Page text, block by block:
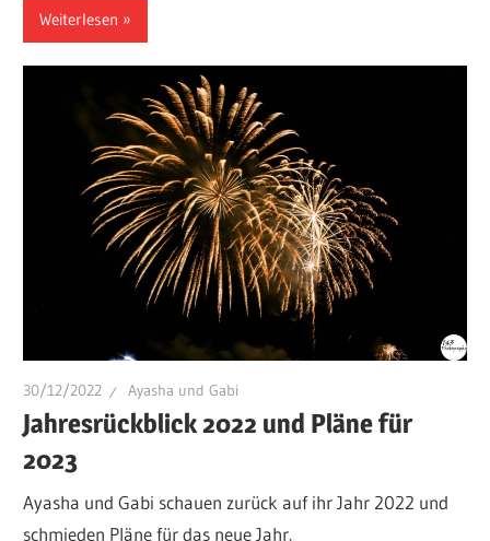
Weiterlesen
30/12/2022 Ayasha und Gabi
Jahresrückblick 2022 und Pläne für
2023
Ayasha und Gabi schauen zurück auf ihr Jahr 2022 und
schmieden Pläne für das neue Jahr.